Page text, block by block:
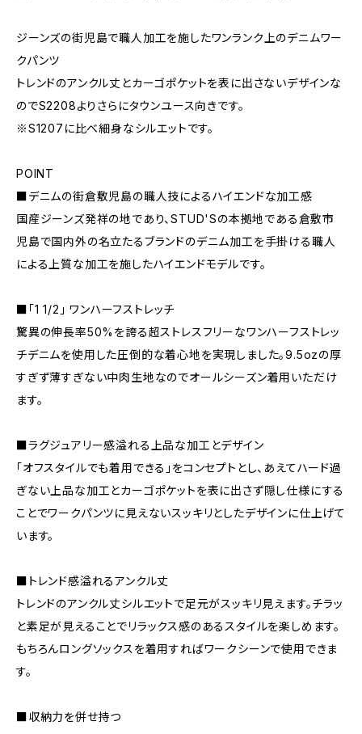
ジーンズの街児島で職人加工を施したワンランク上のデニムワー
クパンツ
トレンドのアンクル丈とカーゴポケットを表に出さないデザインな
のでS2208よりさらにタウンユース向きです。
※S1207に比べ細身なシルエットです。
POINT
■デニムの街倉敷児島の職人技によるハイエンドな加工感
国産ジーンズ発祥の地であり、STUD'Sの本拠地である倉敷市
児島で国内外の名立たるブランドのデニム加工を手掛ける職人
による上質な加工を施したハイエンドモデルです。
■「1 1/2」 ワンハーフストレッチ
驚異の伸長率50%を誇る超ストレスフリーなワンハーフストレッ
チデニムを使用した圧倒的な着心地を実現しました。9.5ozの厚
すぎず薄すぎない中肉生地なのでオールシーズン着用いただけ
ます。
■ラグジュアリー感溢れる上品な加工とデザイン
「オフスタイルでも着用できる」をコンセプトとし、あえてハード過
ぎない上品な加工とカーゴポケットを表に出さず隠し仕様にする
ことでワークパンツに見えないスッキリとしたデザインに仕上げて
います。
■トレンド感溢れるアンクル丈
トレンドのアンクル丈シルエットで足元がスッキリ見えます。チラッ
と素足が見えることでリラックス感のあるスタイルを楽しめます。
もちろんロングソックスを着用すればワークシーンで使用できま
す。
■収納力を併せ持つ